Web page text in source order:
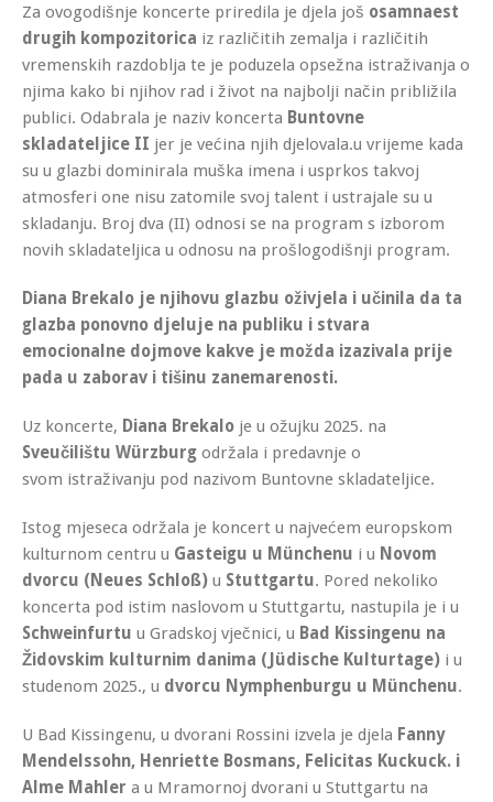
Za ovogodišnje koncerte priredila je djela još osamnaest
drugih kompozitorica iz različitih zemalja i različitih
vremenskih razdoblja te je poduzela opsežna istraživanja o
njima kako bi njihov rad i život na najbolji način približila
publici. Odabrala je naziv koncerta Buntovne
skladateljice II jer je većina njih djelovala.u vrijeme kada
su u glazbi dominirala muška imena i usprkos takvoj
atmosferi one nisu zatomile svoj talent i ustrajale su u
skladanju. Broj dva (II) odnosi se na program s izborom
novih skladateljica u odnosu na prošlogodišnji program.
Diana Brekalo je njihovu glazbu oživjela i učinila da ta
glazba ponovno djeluje na publiku i stvara
emocionalne dojmove kakve je možda izazivala prije
pada u zaborav i tišinu zanemarenosti.
Uz koncerte, Diana Brekalo je u ožujku 2025. na
Sveučilištu Würzburg održala i predavnje o
svom istraživanju pod nazivom Buntovne skladateljice.
Istog mjeseca održala je koncert u najvećem europskom
kulturnom centru u Gasteigu u Münchenu i u Novom
dvorcu (Neues Schloß) u Stuttgartu. Pored nekoliko
koncerta pod istim naslovom u Stuttgartu, nastupila je i u
Schweinfurtu u Gradskoj vječnici, u Bad Kissingenu na
Židovskim kulturnim danima (Jüdische Kulturtage) i u
studenom 2025., u dvorcu Nymphenburgu u Münchenu.
U Bad Kissingenu, u dvorani Rossini izvela je djela Fanny
Mendelssohn, Henriette Bosmans, Felicitas Kuckuck. i
Alme Mahler a u Mramornoj dvorani u Stuttgartu na